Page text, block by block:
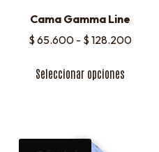
Cama Gamma Line
$ 65.600 - $ 128.200
Seleccionar opciones